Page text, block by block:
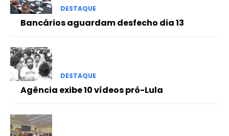
DESTAQUE
Bancários aguardam desfecho dia 13
DESTAQUE
Agência exibe 10 vídeos pró-Lula